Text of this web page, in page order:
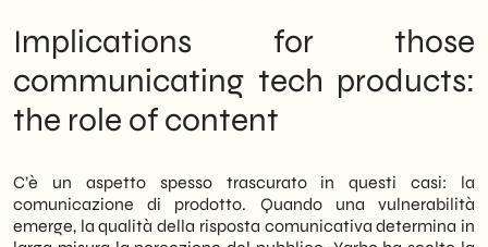
Implications for those
communicating tech products:
the role of content
C’è un aspetto spesso trascurato in questi casi: la
comunicazione di prodotto. Quando una vulnerabilità
emerge, la qualità della risposta comunicativa determina in